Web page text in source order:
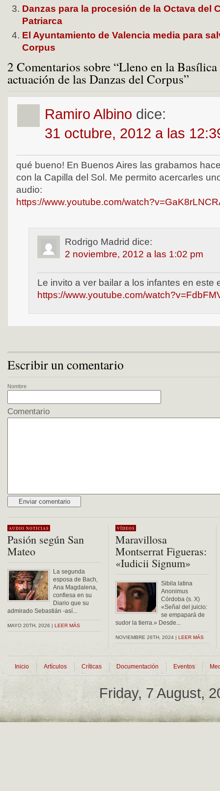
Danzas para la procesión de la Octava del
Patriarca
El Ayuntamiento de Valencia media para
Corpus
2 Comentarios sobre “Lleno en la
actuación de las Danzas del Corpus”
Ramiro Albino dice:
31 octubre, 2012 a las
qué bueno! En Buenos Aires las grabamos
con la Capilla del Sol. Me permito acercarles
audio:
https://www.youtube.com/
Rodrigo Madrid dice:
2 noviembre, 2012 a las 1:02 pm
Le invito a ver bailar a los infantes en este
https://www.youtube.com/
Escribir un comentario
Nombre
Comentario
AUDIO NOTICIAS
Pasión según San
Mateo
La segunda
esposa de Bach,
Ana Magdalena,
confiesa en su
Diario que su
admirado Sebastián -así...
MAYO 20TH, 2026 | LEER MÁS
VÍDEOS
Maravillosa
Montserrat Figueras:
«Iudicii Signum»
Sibila latina
Anonimus
Córdoba (s. X)
«Señal del juicio:
se empapará de
sudor la tierra.» Desde...
NOVIEMBRE 26TH, 2024 | LEER MÁS
Inicio Artículos Críticas Documentación Eventos
Friday, 7 August,